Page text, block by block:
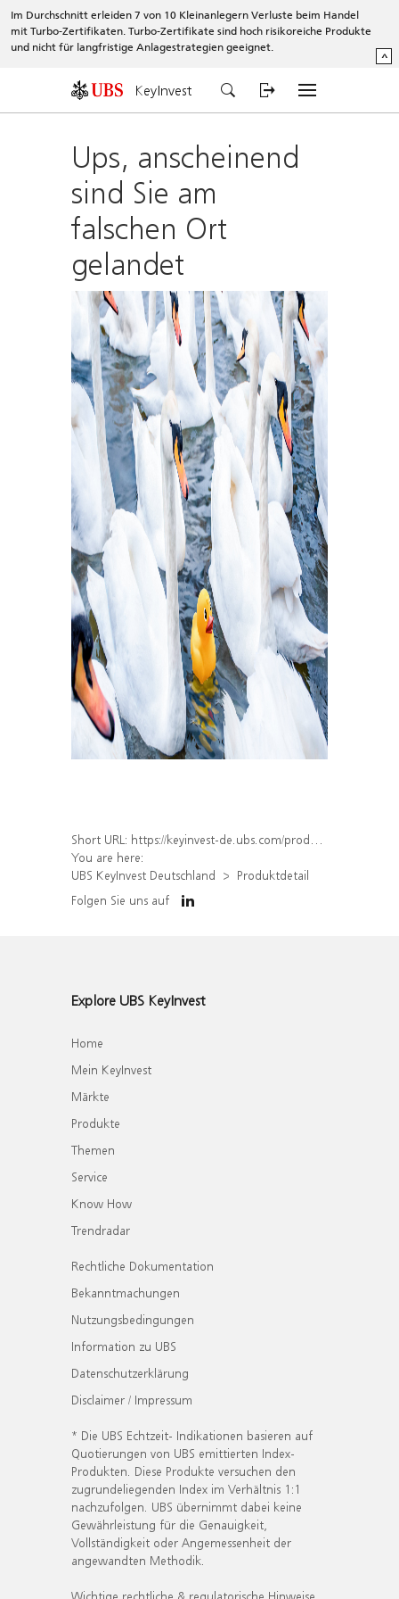
Im Durchschnitt erleiden 7 von 10 Kleinanlegern Verluste beim Handel
mit Turbo-Zertifikaten. Turbo-Zertifikate sind hoch risikoreiche Produkte
und nicht für langfristige Anlagestrategien geeignet.
^
KeyInvest
Ups, anscheinend
sind Sie am
falschen Ort
gelandet
Short URL: https://keyinvest-de.ubs.com/produkt/detail/index/isin/DE000WA6P6Z9
You are here:
UBS KeyInvest Deutschland
Produktdetail
Folgen Sie uns auf
Explore UBS KeyInvest
Home
Mein KeyInvest
Märkte
Produkte
Themen
Service
Know How
Trendradar
Rechtliche Dokumentation
Bekanntmachungen
Nutzungsbedingungen
Information zu UBS
Datenschutzerklärung
Disclaimer / Impressum
* Die UBS Echtzeit- Indikationen basieren auf
Quotierungen von UBS emittierten Index-
Produkten. Diese Produkte versuchen den
zugrundeliegenden Index im Verhältnis 1:1
nachzufolgen. UBS übernimmt dabei keine
Gewährleistung für die Genauigkeit,
Vollständigkeit oder Angemessenheit der
angewandten Methodik.